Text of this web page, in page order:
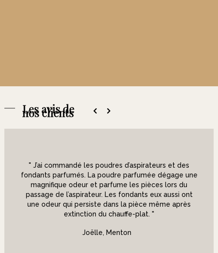
Les avis de
nos clients
" J’ai commandé les poudres d’aspirateurs et des
fondants parfumés. La poudre parfumée dégage une
magnifique odeur et parfume les pièces lors du
passage de l’aspirateur. Les fondants eux aussi ont
une odeur qui persiste dans la pièce même après
extinction du chauffe-plat. "
Joëlle, Menton